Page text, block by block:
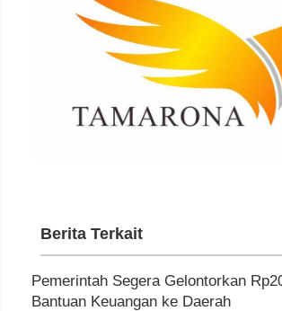
Berita Terkait
Pemerintah Segera Gelontorkan
Bantuan Keuangan ke Daerah